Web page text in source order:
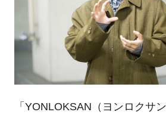
「YONLOKSAN（ヨンロクサ